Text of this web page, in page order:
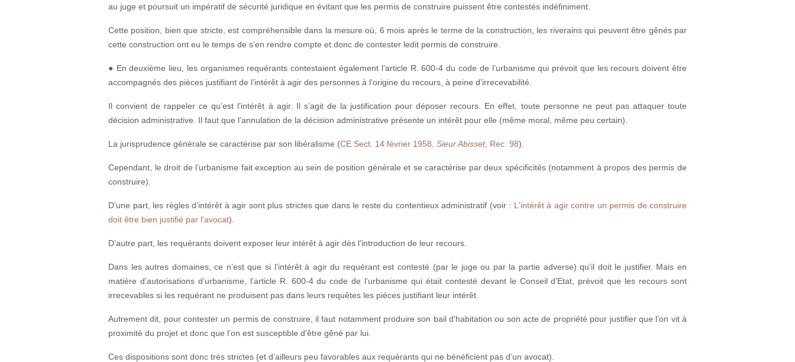
au juge et poursuit un impératif de sécurité juridique en évitant que les permis de construire puissent être contestés indéfiniment.
Cette position, bien que stricte, est compréhensible dans la mesure où, 6 mois après le terme de la construction, les riverains qui peuvent être gênés par
cette construction ont eu le temps de s’en rendre compte et donc de contester ledit permis de construire.
● En deuxième lieu, les organismes requérants contestaient également l’article R. 600-4 du code de l’urbanisme qui prévoit que les recours doivent être
accompagnés des pièces justifiant de l’intérêt à agir des personnes à l’origine du recours, à peine d’irrecevabilité.
Il convient de rappeler ce qu’est l’intérêt à agir. Il s’agit de la justification pour déposer recours. En effet, toute personne ne peut pas attaquer toute
décision administrative. Il faut que l’annulation de la décision administrative présente un intérêt pour elle (même moral, même peu certain).
La jurisprudence générale se caractérise par son libéralisme (CE Sect. 14 février 1958, Sieur Abisset, Rec. 98).
Cependant, le droit de l’urbanisme fait exception au sein de position générale et se caractérise par deux spécificités (notamment à propos des permis de
construire).
D’une part, les règles d’intérêt à agir sont plus strictes que dans le reste du contentieux administratif (voir : L'intérêt à agir contre un permis de construire
doit être bien justifié par l'avocat).
D’autre part, les requérants doivent exposer leur intérêt à agir dès l’introduction de leur recours.
Dans les autres domaines, ce n’est que si l’intérêt à agir du requérant est contesté (par le juge ou par la partie adverse) qu’il doit le justifier. Mais en
matière d’autorisations d’urbanisme, l’article R. 600-4 du code de l’urbanisme qui était contesté devant le Conseil d’Etat, prévoit que les recours sont
irrecevables si les requérant ne produisent pas dans leurs requêtes les pièces justifiant leur intérêt.
Autrement dit, pour contester un permis de construire, il faut notamment produire son bail d’habitation ou son acte de propriété pour justifier que l’on vit à
proximité du projet et donc que l’on est susceptible d’être gêné par lui.
Ces dispositions sont donc très strictes (et d’ailleurs peu favorables aux requérants qui ne bénéficient pas d’un avocat).